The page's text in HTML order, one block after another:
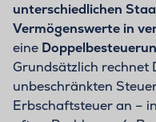
unterschiedlichen
Vermögenswerte in
eine
Grundsätzlich rechnet
unbeschränkten
Erbschaftsteuer an –